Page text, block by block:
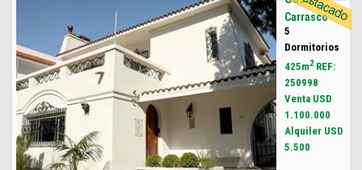
Carrasco
5
Dormitorios
425m2REF:
250998
Venta USD
1.100.000
Alquiler USD
5.500